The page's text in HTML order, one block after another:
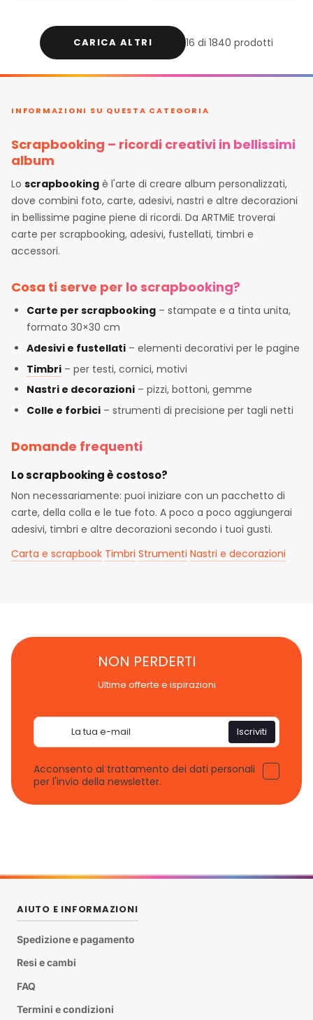
CARICA ALTRI 16 di 1840 prodotti
INFORMAZIONI SU QUESTA CATEGORIA
Scrapbooking – ricordi creativi in bellissimi
album
Lo scrapbooking è l'arte di creare album personalizzati,
dove combini foto, carte, adesivi, nastri e altre decorazioni
in bellissime pagine piene di ricordi. Da ARTMiE troverai
carte per scrapbooking, adesivi, fustellati, timbri e
accessori.
Cosa ti serve per lo scrapbooking?
Carte per scrapbooking – stampate e a tinta unita,
formato 30×30 cm
Adesivi e fustellati – elementi decorativi per le pagine
Timbri – per testi, cornici, motivi
Nastri e decorazioni – pizzi, bottoni, gemme
Colle e forbici – strumenti di precisione per tagli netti
Domande frequenti
Lo scrapbooking è costoso?
Non necessariamente: puoi iniziare con un pacchetto di
carte, della colla e le tue foto. A poco a poco aggiungerai
adesivi, timbri e altre decorazioni secondo i tuoi gusti.
Carta e scrapbook Timbri Strumenti Nastri e decorazioni
NON PERDERTI
Ultime offerte e ispirazioni
Iscriviti
Acconsento al trattamento dei dati personali
per l'invio della newsletter.
AIUTO E INFORMAZIONI
Spedizione e pagamento
Resi e cambi
FAQ
Termini e condizioni